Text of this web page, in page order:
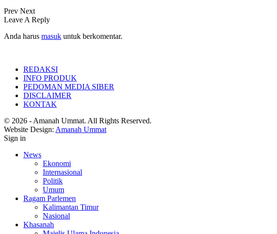
Prev Next
Leave A Reply
Anda harus masuk untuk berkomentar.
REDAKSI
INFO PRODUK
PEDOMAN MEDIA SIBER
DISCLAIMER
KONTAK
© 2026 - Amanah Ummat. All Rights Reserved.
Website Design: Amanah Ummat
Sign in
News
Ekonomi
Internasional
Politik
Umum
Ragam Parlemen
Kalimantan Timur
Nasional
Khasanah